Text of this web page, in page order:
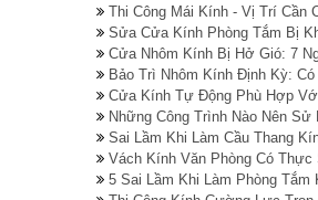
Thi Công Mái Kính - Vị Trí Cần
Sửa Cửa Kính Phòng Tắm Bị
Cửa Nhôm Kính Bị Hở Gió: 7
Bảo Trì Nhôm Kính Định Kỳ:
Cửa Kính Tự Động Phù Hợp
Những Công Trình Nào Nên Sử
Sai Lầm Khi Làm Cầu Thang
Vách Kính Văn Phòng Có
5 Sai Lầm Khi Làm Phòng Tắm